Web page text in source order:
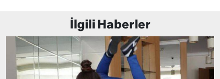
İlgili Haberler